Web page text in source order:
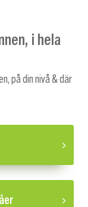
i hela
på din nivå & där